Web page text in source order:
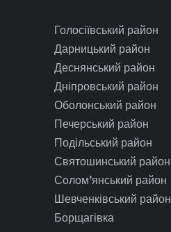
Голосіївський район
Дарницький район
Деснянський район
Дніпровський район
Оболонський район
Печерський район
Подільський район
Святошинський район
Солом’янський район
Шевченківський район
Борщагівка